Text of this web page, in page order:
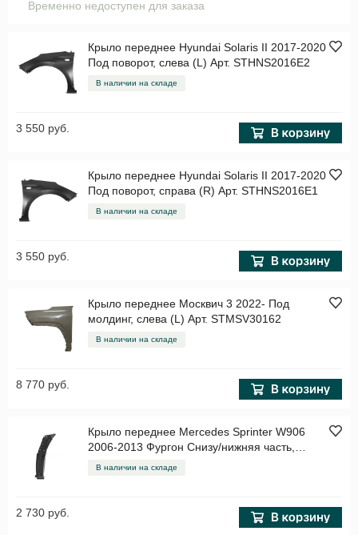
Временно недоступен для заказа
Крыло переднее Hyundai Solaris II 2017-2020
Под поворот, слева (L) Арт. STHNS2016E2
В наличии на складе
3 550 руб.
Крыло переднее Hyundai Solaris II 2017-2020
Под поворот, справа (R) Арт. STHNS2016E1
В наличии на складе
3 550 руб.
Крыло переднее Москвич 3 2022- Под
молдинг, слева (L) Арт. STMSV30162
В наличии на складе
8 770 руб.
Крыло переднее Mercedes Sprinter W906
2006-2013 Фургон Снизу/нижняя часть,
справа (R) Арт. STMDS2016A1
В наличии на складе
2 730 руб.